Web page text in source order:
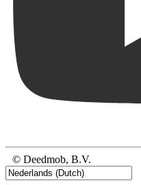
© Deedmob, B.V.